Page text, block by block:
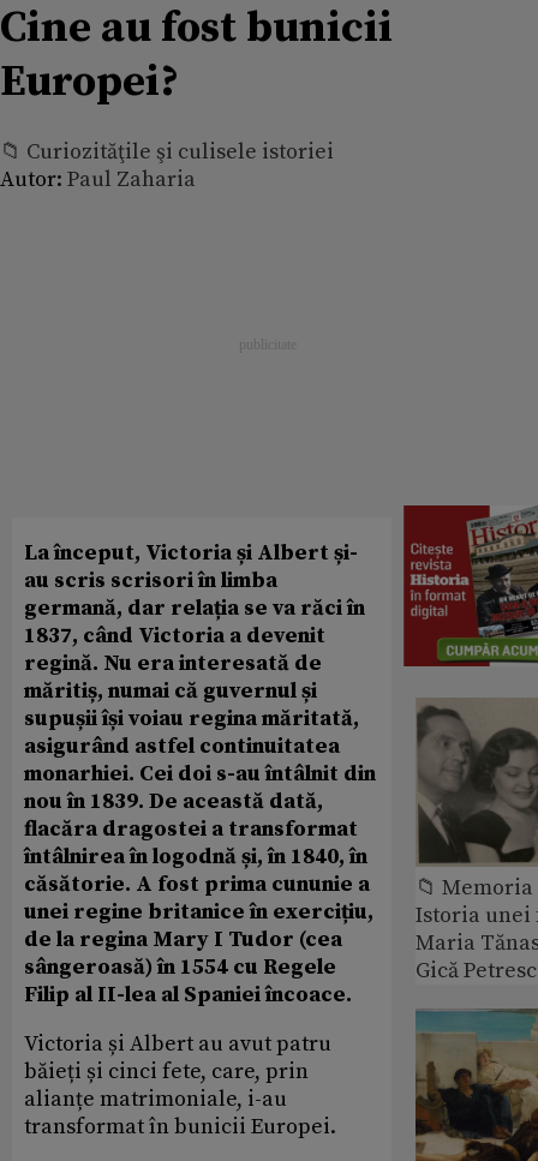
Cine au fost bunicii
Europei?
📁 Curiozităţile şi culisele istoriei
Autor: Paul Zaharia
La început, Victoria și Albert și-
au scris scrisori în limba
germană, dar relația se va răci în
1837, când Victoria a devenit
regină. Nu era interesată de
măritiș, numai că guvernul și
supușii își voiau regina măritată,
asigurând astfel continuitatea
monarhiei. Cei doi s-au întâlnit din
nou în 1839. De această dată,
flacăra dragostei a transformat
întâlnirea în logodnă și, în 1840, în
căsătorie. A fost prima cununie a
unei regine britanice în exercițiu,
de la regina Mary I Tudor (cea
sângeroasă) în 1554 cu Regele
Filip al II-lea al Spaniei încoace.
Victoria și Albert au avut patru
băieți și cinci fete, care, prin
alianțe matrimoniale, i-au
transformat în bunicii Europei.
📁
Istoria
Maria
Gică